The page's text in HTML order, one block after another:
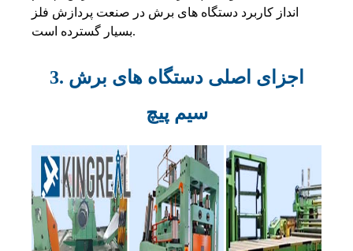
انداز کاربرد دستگاه های برش در صنعت پردازش فلز
بسیار گسترده است.
3. اجزای اصلی دستگاه های برش
سیم پیچ